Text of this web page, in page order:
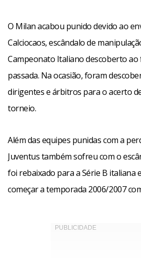
O Milan acabou punido devido ao
Calciocaos, escândalo de
Campeonato Italiano descoberto
passada. Na ocasião, foram
dirigentes e árbitros para o acerto
torneio.
Além das equipes punidas com a
Juventus também sofreu com o
foi rebaixado para a Série B italiana
começar a temporada 2006/2007